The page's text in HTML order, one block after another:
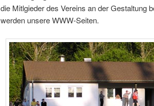
die Mitlgieder des Vereins an der Gestaltung
werden unsere WWW-Seiten.